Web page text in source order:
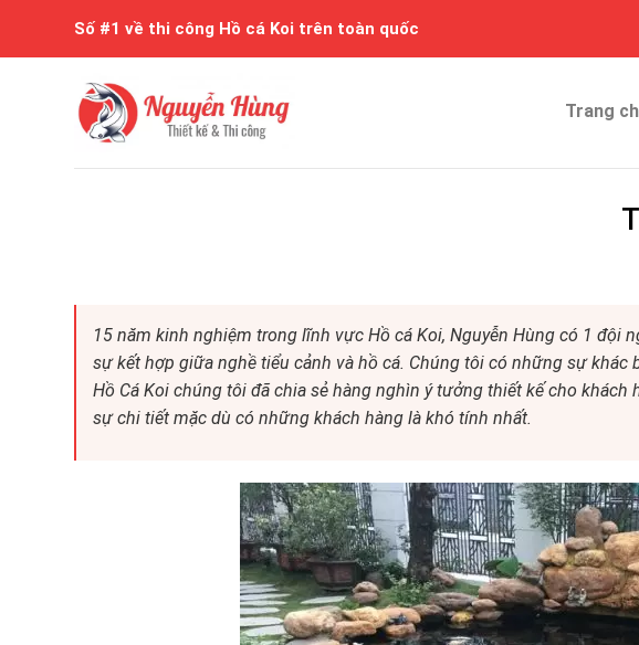
Số #1 về thi công Hồ cá Koi trên toàn quốc
Trang
15 năm kinh nghiệm trong lĩnh vực Hồ cá Koi, Nguyễn Hùng có 1 đội
sự kết hợp giữa nghề tiểu cảnh và hồ cá. Chúng tôi có những sự
Hồ Cá Koi chúng tôi đã chia sẻ hàng nghìn ý tưởng thiết kế cho
sự chi tiết mặc dù có những khách hàng là khó tính nhất.